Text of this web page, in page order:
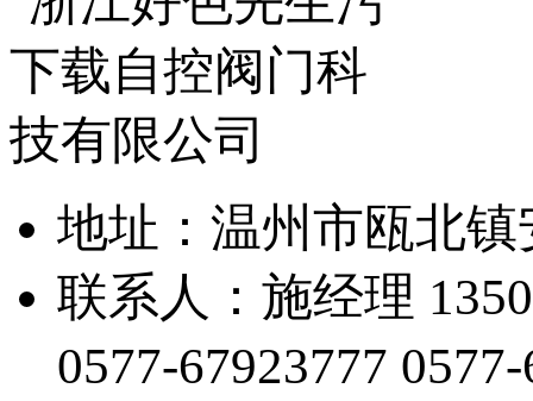
地址：温州市瓯北
联系人：施经理
0577-67923777